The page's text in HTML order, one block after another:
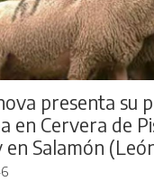
presenta su
en Cervera de
en Salamón